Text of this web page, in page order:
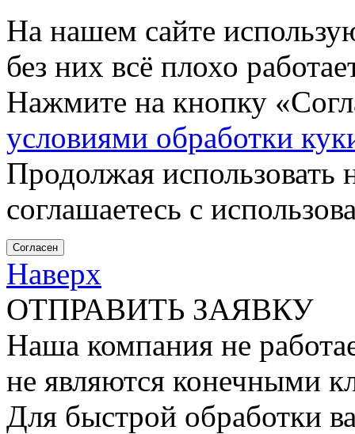
На нашем сайте
без них всё плохо
Нажмите на кнопку
условиями обработки
Продолжая использовать
соглашаетесь с
Согласен
Наверх
ОТПРАВИТЬ ЗАЯВКУ
Наша компания не
не являются конечными
Для быстрой обработки